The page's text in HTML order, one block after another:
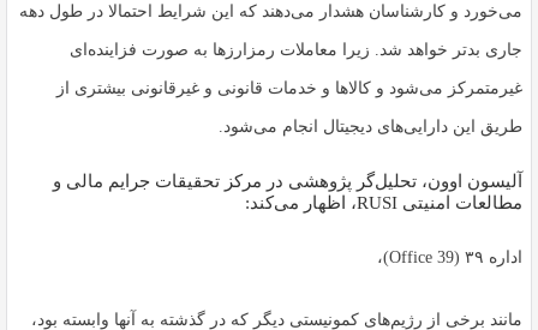
می‌خورد و کارشناسان هشدار می‌دهند که این شرایط احتمالا در طول دهه
جاری بدتر خواهد شد. زیرا معاملات رمزارزها به صورت فزاینده‌ای
غیرمتمرکز می‌شود و کالاها و خدمات قانونی و غیرقانونی بیشتری از
طریق این دارایی‌های دیجیتال انجام می‌شود.
آلیسون اوون، تحلیل‌گر پژوهشی در مرکز تحقیقات جرایم مالی و
مطالعات امنیتی RUSI، اظهار می‌کند:
اداره ۳۹ (Office 39)،
مانند برخی از رژیم‌های کمونیستی دیگر که در گذشته به آنها وابسته بود،